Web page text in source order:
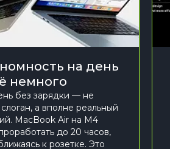
на день
немного
без зарядки — не
а вполне реальный
MacBook Air на M4
до 20 часов,
к розетке. Это